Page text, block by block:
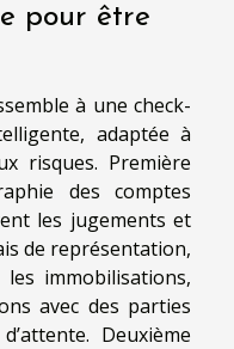
pour être
à une check-
adaptée à
risques. Première
des comptes
les jugements et
de représentation,
immobilisations,
avec des parties
Deuxième